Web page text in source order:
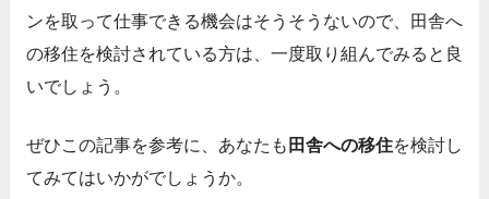
ンを取って仕事できる機会はそうそうないので、田舎へ
の移住を検討されている方は、一度取り組んでみると良
いでしょう。
ぜひこの記事を参考に、あなたも 田舎への移住を検討し
てみてはいかがでしょうか。